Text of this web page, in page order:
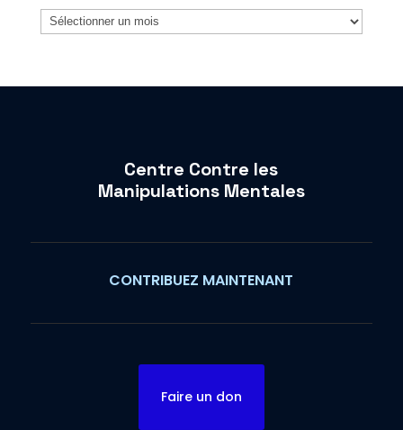
Archives
Centre Contre les
Manipulations Mentales
CONTRIBUEZ MAINTENANT
Faire un don